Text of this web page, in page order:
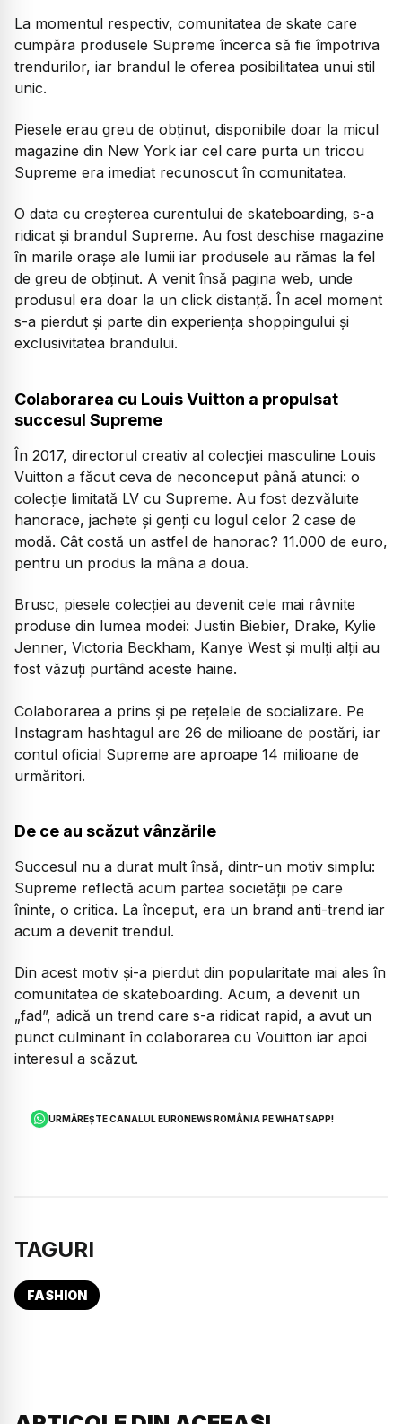
La momentul respectiv, comunitatea de skate care
cumpăra produsele Supreme încerca să fie împotriva
trendurilor, iar brandul le oferea posibilitatea unui stil
unic.
Piesele erau greu de obținut, disponibile doar la micul
magazine din New York iar cel care purta un tricou
Supreme era imediat recunoscut în comunitatea.
O data cu creșterea curentului de skateboarding, s-a
ridicat și brandul Supreme. Au fost deschise magazine
în marile orașe ale lumii iar produsele au rămas la fel
de greu de obținut. A venit însă pagina web, unde
produsul era doar la un click distanță. În acel moment
s-a pierdut și parte din experiența shoppingului și
exclusivitatea brandului.
Colaborarea cu Louis Vuitton a propulsat
succesul Supreme
În 2017, directorul creativ al colecției masculine Louis
Vuitton a făcut ceva de neconceput până atunci: o
colecție limitată LV cu Supreme. Au fost dezvăluite
hanorace, jachete și genți cu logul celor 2 case de
modă. Cât costă un astfel de hanorac? 11.000 de euro,
pentru un produs la mâna a doua.
Brusc, piesele colecției au devenit cele mai râvnite
produse din lumea modei: Justin Biebier, Drake, Kylie
Jenner, Victoria Beckham, Kanye West și mulți alții au
fost văzuți purtând aceste haine.
Colaborarea a prins și pe rețelele de socializare. Pe
Instagram hashtagul are 26 de milioane de postări, iar
contul oficial Supreme are aproape 14 milioane de
urmăritori.
De ce au scăzut vânzările
Succesul nu a durat mult însă, dintr-un motiv simplu:
Supreme reflectă acum partea societății pe care
îninte, o critica. La început, era un brand anti-trend iar
acum a devenit trendul.
Din acest motiv și-a pierdut din popularitate mai ales în
comunitatea de skateboarding. Acum, a devenit un
„fad”, adică un trend care s-a ridicat rapid, a avut un
punct culminant în colaborarea cu Vouitton iar apoi
interesul a scăzut.
URMĂREȘTE CANALUL EURONEWS ROMÂNIA PE WHATSAPP!
TAGURI
FASHION